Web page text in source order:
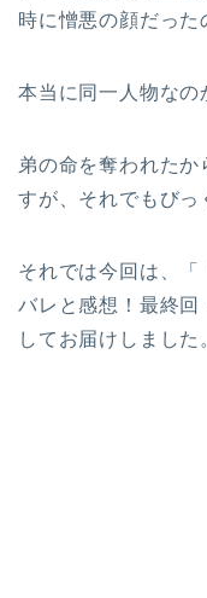
時に憎悪の顔だった
本当に同一人物なの
弟の命を奪われた
すが、それでもびっ
それでは今回は、「
バレと感想！最終回
してお届けしました